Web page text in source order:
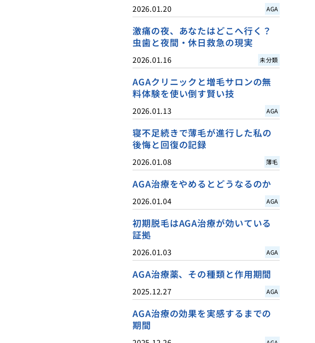
2026.01.20 AGA
激痛の夜、あなたはどこへ行く？
虫歯と夜間・休日救急の現実
2026.01.16 未分類
AGAクリニックと増毛サロンの無
料体験を使い倒す賢い技
2026.01.13 AGA
寝不足続きで薄毛が進行した私の
後悔と回復の記録
2026.01.08 薄毛
AGA治療をやめるとどうなるのか
2026.01.04 AGA
初期脱毛はAGA治療が効いている
証拠
2026.01.03 AGA
AGA治療薬、その種類と作用期間
2025.12.27 AGA
AGA治療の効果を実感するまでの
期間